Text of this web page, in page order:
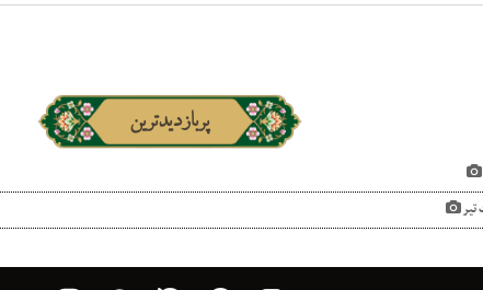
پربازدیدترین